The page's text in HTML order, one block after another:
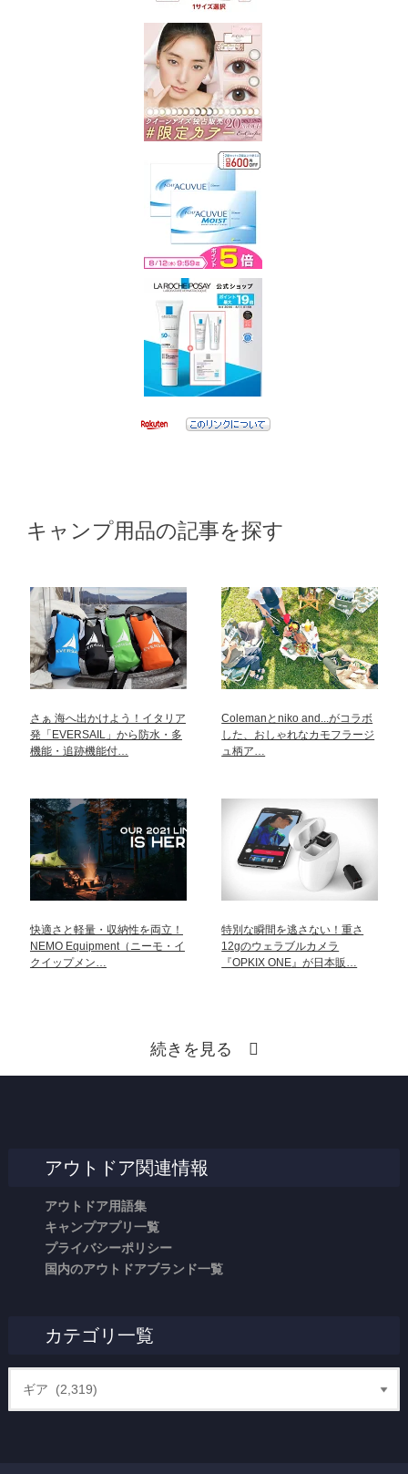
キャンプ用品の記事を探す
さぁ 海へ出かけよう！イタリア
発「EVERSAIL」から防水・多
機能・追跡機能付…
Colemanとniko and...がコラボ
した、おしゃれなカモフラージ
ュ柄ア…
快適さと軽量・収納性を両立！
NEMO Equipment（ニーモ・イ
クイップメン…
特別な瞬間を逃さない！重さ
12gのウェラブルカメラ
『OPKIX ONE』が日本販…
続きを見る
アウトドア関連情報
アウトドア用語集
キャンプアプリ一覧
プライバシーポリシー
国内のアウトドアブランド一覧
カテゴリ一覧